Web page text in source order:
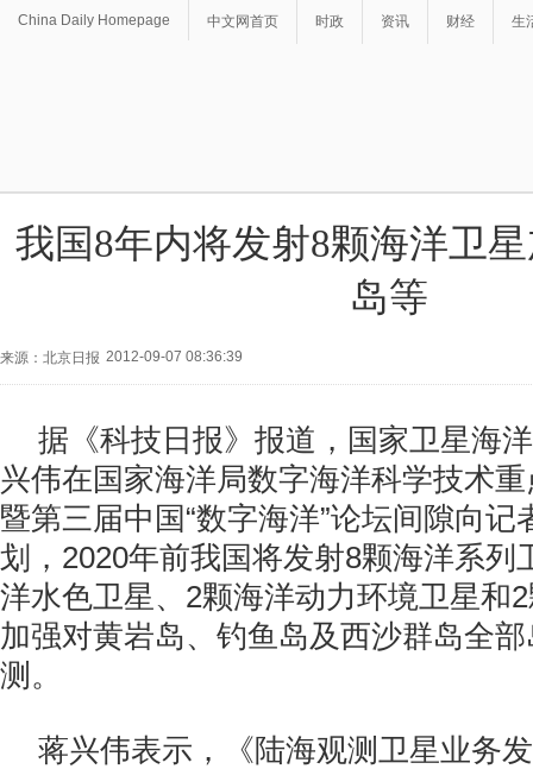
China Daily Homepage 中文网首页 时政 资讯 财经 生
我国8年内将发射8颗海洋卫
岛等
来源：北京日报 2012-09-07 08:36:39
据《科技日报》报道，国家卫星海
兴伟在国家海洋局数字海洋科学技术
暨第三届中国“数字海洋”论坛间隙向记
划，2020年前我国将发射8颗海洋系列
洋水色卫星、2颗海洋动力环境卫星和
加强对黄岩岛、钓鱼岛及西沙群岛全
测。
蒋兴伟表示，《陆海观测卫星业务